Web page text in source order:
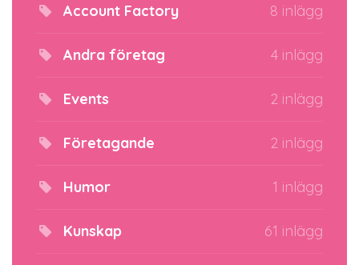
Account Factory 8 inlägg
Andra företag 4 inlägg
Events 2 inlägg
Företagande 2 inlägg
Humor 1 inlägg
Kunskap 61 inlägg